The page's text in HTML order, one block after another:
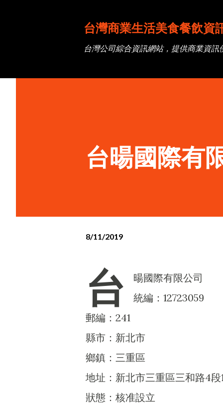
台灣商業生活美食餐飲資
台灣公司綜合資訊網站，提供商業資訊
台暘國際有
8/11/2019
台
暘國際有限公司
統編：12723059
郵編：241
縣市：新北市
鄉鎮：三重區
地址：新北市三重區三和路4段
狀態：核准設立